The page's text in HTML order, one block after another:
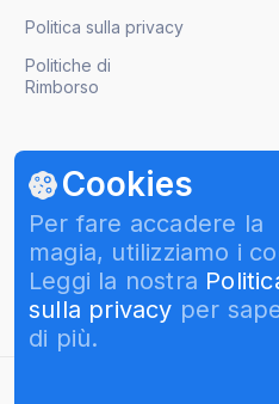
Cookies
Per fare accadere la
magia, utilizziamo i
Leggi la nostra
sulla privacy per
di più.
Politica sulla privacy
Politiche di
Rimborso
Ricevi gli aggiornamenti